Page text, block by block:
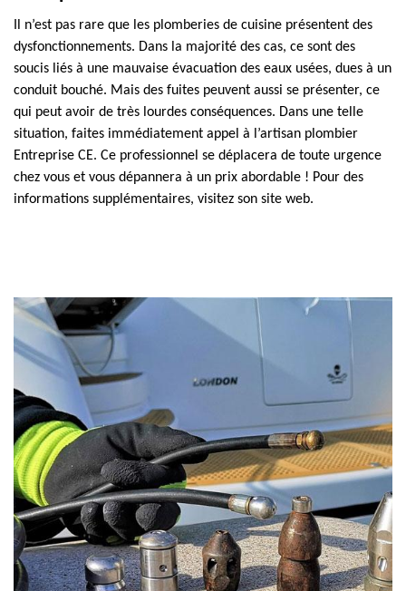
Il n’est pas rare que les plomberies de cuisine présentent des
dysfonctionnements. Dans la majorité des cas, ce sont des
soucis liés à une mauvaise évacuation des eaux usées, dues à un
conduit bouché. Mais des fuites peuvent aussi se présenter, ce
qui peut avoir de très lourdes conséquences. Dans une telle
situation, faites immédiatement appel à l’artisan plombier
Entreprise CE. Ce professionnel se déplacera de toute urgence
chez vous et vous dépannera à un prix abordable ! Pour des
informations supplémentaires, visitez son site web.